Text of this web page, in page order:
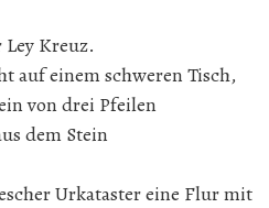
Ley Kreuz.
auf einem schweren Tisch,
von drei Pfeilen
dem Stein
Urkataster eine Flur mit